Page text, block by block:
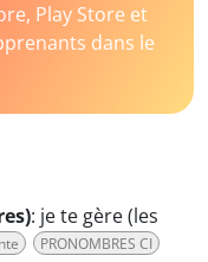
Play Store et
dans le
: je te gère (les
PRONOMBRES CI